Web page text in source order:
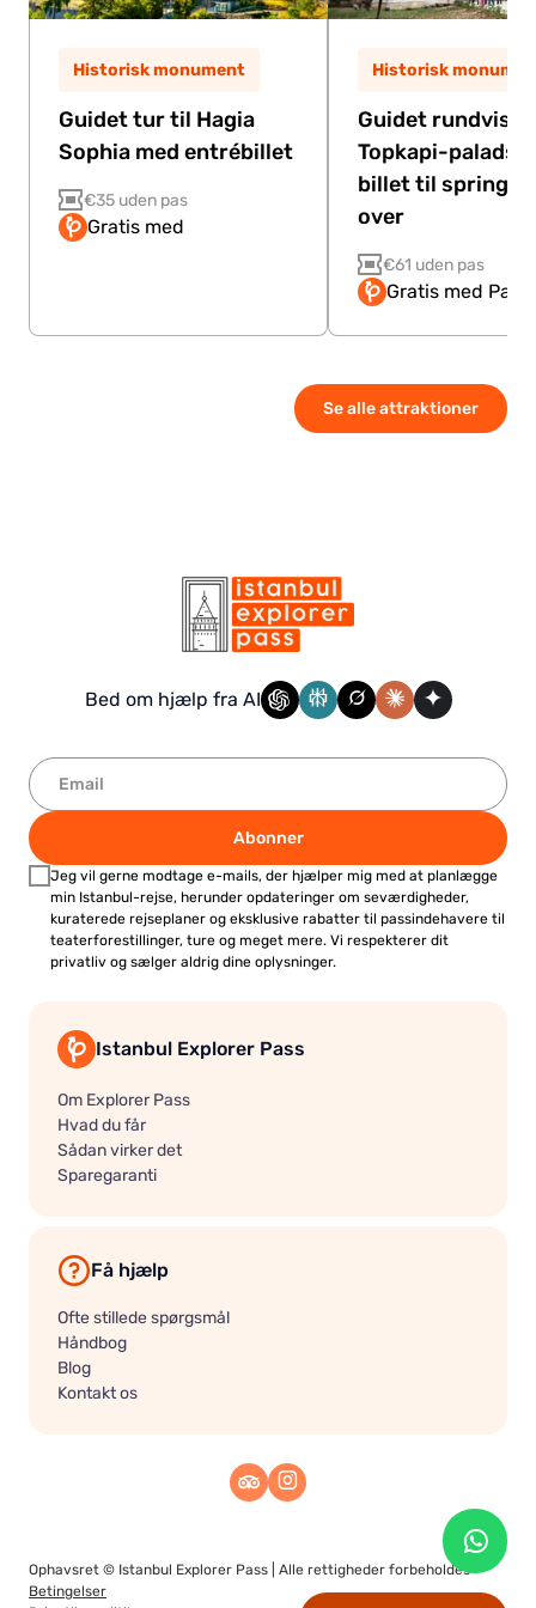
Se alle attraktioner
Historisk monument
Guidet tur til Hagia
Sophia med entrébillet
€35 uden pas
Gratis med
Historisk
Guidet
Topkapi-
billet til spring
over
€61 uden pas
Gratis med Pass
Bed om hjælp fra AI
Abonner
Jeg vil gerne modtage e-mails, der hjælper mig med at planlægge
min Istanbul-rejse, herunder opdateringer om seværdigheder,
kuraterede rejseplaner og eksklusive rabatter til passindehavere til
teaterforestillinger, ture og meget mere. Vi respekterer dit
privatliv og sælger aldrig dine oplysninger.
Istanbul Explorer Pass
Om Explorer Pass
Hvad du får
Sådan virker det
Sparegaranti
Få hjælp
Ofte stillede spørgsmål
Håndbog
Blog
Kontakt os
Ophavsret © Istanbul Explorer Pass | Alle rettigheder forbeholdes
Betingelser